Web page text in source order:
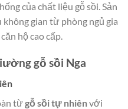
của chất liệu gỗ sồi. Sản
gian từ phòng ngủ gia
hộ cao cấp.
gỗ sồi Nga
từgỗ sồi tự nhiênvới